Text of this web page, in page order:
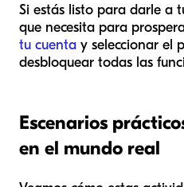
Si estás listo para darle a
que necesita para
tu cuenta y seleccionar el
desbloquear todas las
Escenarios
en el mundo real